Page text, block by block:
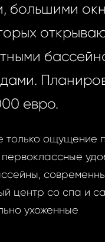
большими
евро.
только ощущение
центр со спа и
ухоженные